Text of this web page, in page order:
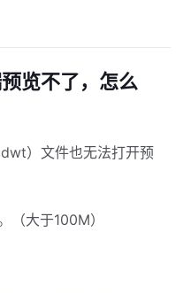
览不了，怎么
）文件也无法打开预
（大于100M）